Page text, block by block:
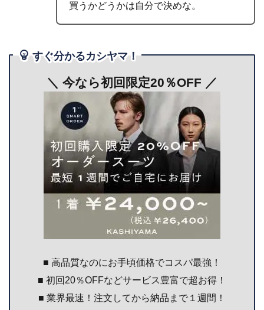
買うかどうかは自分で決めな。
すぐ分かるカシヤマ！
＼ 今なら初回限定20％OFF ／
■ 高品質なのにお手頃価格でコスパ最強！
■ 初回20％OFFなどサービス豊富で超お得！
■ 業界最速！注文してから納品まで１週間！